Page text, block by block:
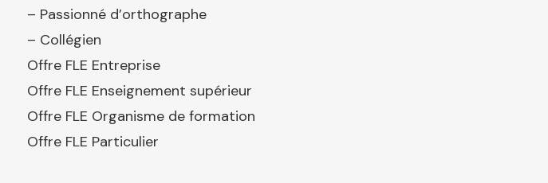
– Passionné d’orthographe
– Collégien
Offre FLE Entreprise
Offre FLE Enseignement supérieur
Offre FLE Organisme de formation
Offre FLE Particulier